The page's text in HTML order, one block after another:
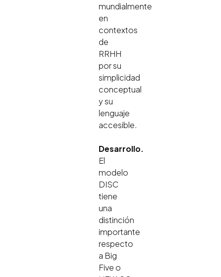
mundialmente
en
contextos
de
RRHH
por su
simplicidad
conceptual
y su
lenguaje
accesible.
Desarrollo.
El
modelo
DISC
tiene
una
distinción
importante
respecto
a Big
Five o